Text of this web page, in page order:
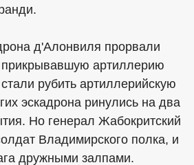
д'Алонвиля прорвали
прикрывавшую артиллерию
рубить артиллерийскую
эскадрона ринулись на два
Но генерал Жабокритский
Владимирского полка, и
дружными залпами.